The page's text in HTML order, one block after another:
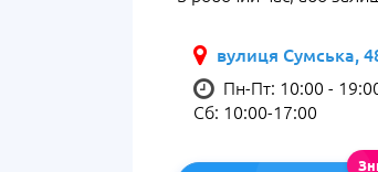
вулиця Сумська,
Пн-Пт: 10:00 -
Сб: 10:00-17:00